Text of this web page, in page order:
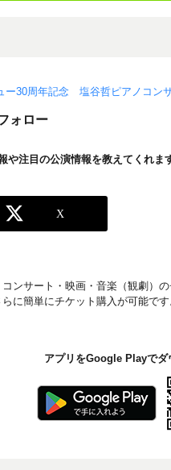
ー30周年記念 塩谷哲ピアノコン
ォロー
や注目の公演情報を教えてくれま
ンサート・映画・音楽（観劇）
に簡単にチケット購入が可能で
アプリをGoogle Playでダ